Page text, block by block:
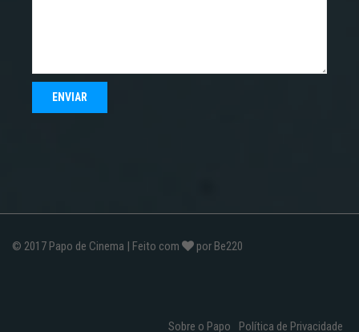
© 2017 Papo de Cinema | Feito com por Be220
Sobre o Papo Política de Privacidade